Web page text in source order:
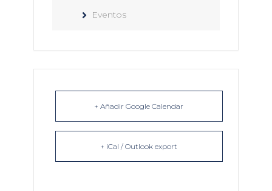
Eventos
+ Añadir Google Calendar
+ iCal / Outlook export